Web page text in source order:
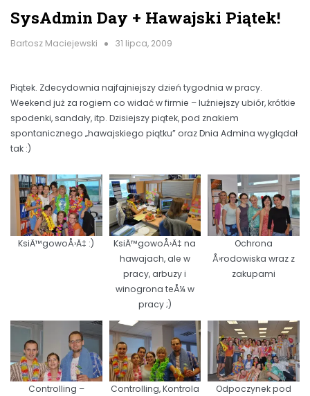
SysAdmin Day + Hawajski Piątek!
Bartosz Maciejewski 31 lipca, 2009
Piątek. Zdecydownia najfajniejszy dzień tygodnia w pracy.
Weekend już za rogiem co widać w firmie – luźniejszy ubiór, krótkie
spodenki, sandały, itp. Dzisiejszy piątek, pod znakiem
spontanicznego „hawajskiego piątku” oraz Dnia Admina wyglądał
tak :)
KsiÄ™gowoÅ›Ä‡ :)
KsiÄ™gowoÅ›Ä‡ na
hawajach, ale w
pracy, arbuzy i
winogrona teÅ¼ w
pracy ;)
Ochrona
Å›rodowiska wraz z
zakupami
Controlling –
Controlling, Kontrola
Odpoczynek pod